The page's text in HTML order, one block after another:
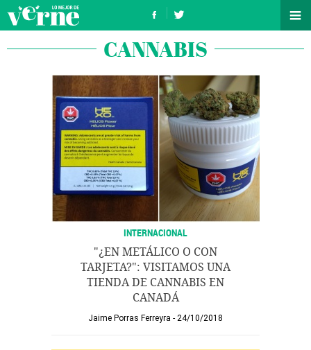
CANNABIS
INTERNACIONAL
"¿EN METÁLICO O CON
TARJETA?": VISITAMOS UNA
TIENDA DE CANNABIS EN
CANADÁ
Jaime Porras Ferreyra 24/10/2018